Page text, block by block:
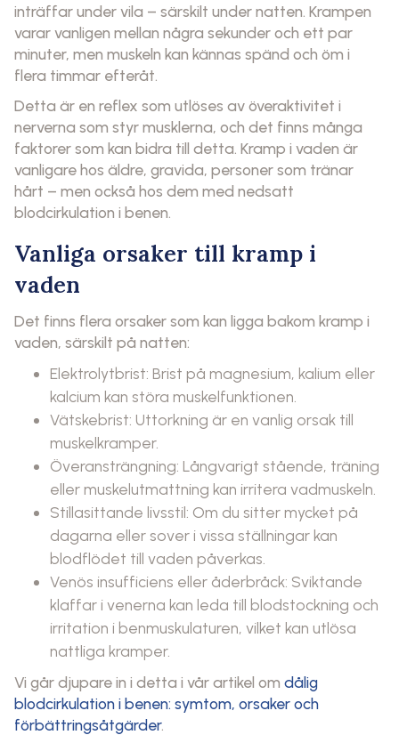
inträffar under vila – särskilt under natten. Krampen
varar vanligen mellan några sekunder och ett par
minuter, men muskeln kan kännas spänd och öm i
flera timmar efteråt.
Detta är en reflex som utlöses av överaktivitet i
nerverna som styr musklerna, och det finns många
faktorer som kan bidra till detta. Kramp i vaden är
vanligare hos äldre, gravida, personer som tränar
hårt – men också hos dem med nedsatt
blodcirkulation i benen.
Vanliga orsaker till kramp i
vaden
Det finns flera orsaker som kan ligga bakom kramp i
vaden, särskilt på natten:
Elektrolytbrist: Brist på magnesium, kalium eller
kalcium kan störa muskelfunktionen.
Vätskebrist: Uttorkning är en vanlig orsak till
muskelkramper.
Överansträngning: Långvarigt stående, träning
eller muskelutmattning kan irritera vadmuskeln.
Stillasittande livsstil: Om du sitter mycket på
dagarna eller sover i vissa ställningar kan
blodflödet till vaden påverkas.
Venös insufficiens eller åderbråck: Sviktande
klaffar i venerna kan leda till blodstockning och
irritation i benmuskulaturen, vilket kan utlösa
nattliga kramper.
Vi går djupare in i detta i vår artikel om dålig
blodcirkulation i benen: symtom, orsaker och
förbättringsåtgärder.